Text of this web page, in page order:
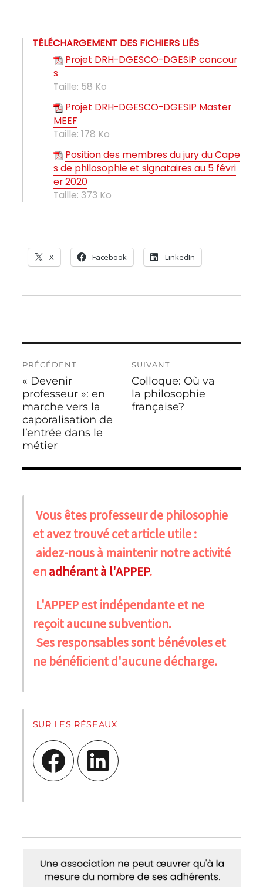
TÉLÉCHARGEMENT DES FICHIERS LIÉS
Projet DRH-DGESCO-DGESIP concour
s
Taille: 58 Ko
Projet DRH-DGESCO-DGESIP Master
MEEF
Taille: 178 Ko
Position des membres du jury du Cape
s de philosophie et signataires au 5 févri
er 2020
Taille: 373 Ko
X Facebook LinkedIn
de
l’article
PRÉCÉDENT
Publication
précédente :
« Devenir
professeur »: en
marche vers la
caporalisation de
l’entrée dans le
métier
SUIVANT
Publication
suivante :
Colloque: Où va
la philosophie
française?
Vous êtes professeur de philosophie
et avez trouvé cet article utile :
aidez-nous à maintenir notre activité
enadhérant à l'APPEP.
L'APPEP est indépendante et ne
reçoit aucune subvention.
Ses responsables sont bénévoles et
ne bénéficient d'aucune décharge.
SUR LES RÉSEAUX
Facebook LinkedIn